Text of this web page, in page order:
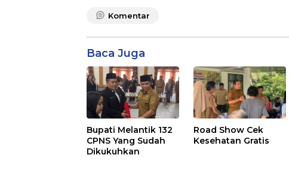
Komentar
Baca Juga
Bupati Melantik 132
CPNS Yang Sudah
Dikukuhkan
Road Show Cek
Kesehatan Gratis